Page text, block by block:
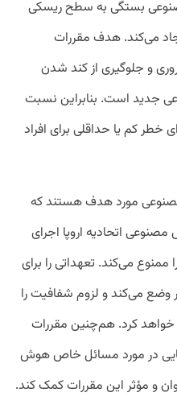
بستگی به سطح ریسکی
می‌کند. هدف مقررات
و جلوگیری از کند شدن
جدید است. بنابراین نسبت
کم یا حداقلی برای افراد
مورد هدف هستند که
اتحادیه اروپا اجرای
می‌کند. تعهداتی را برای
می‌کند و لزوم شفافیت را
خواهد کرد. هم‌چنین مقررات
در مورد مسائل خاص هوش
و مؤثر این مقررات کمک کند.